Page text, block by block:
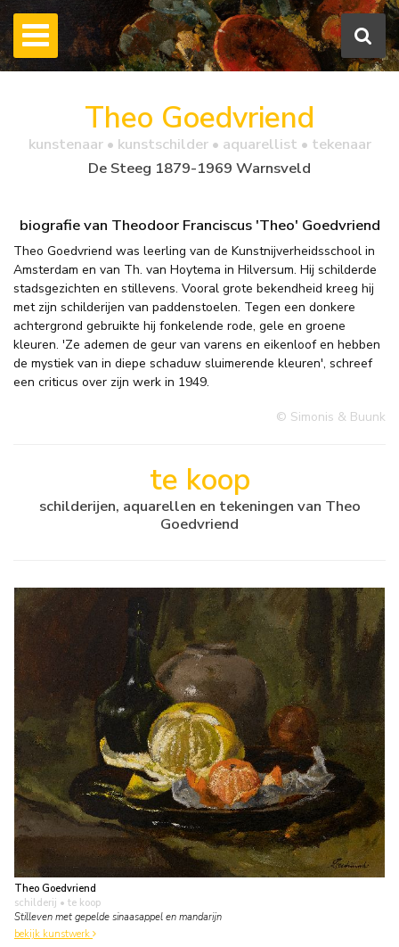
Theo Goedvriend
kunstenaar • kunstschilder • aquarellist • tekenaar
De Steeg 1879-1969 Warnsveld
biografie van Theodoor Franciscus 'Theo' Goedvriend
Theo Goedvriend was leerling van de Kunstnijverheidsschool in
Amsterdam en van Th. van Hoytema in Hilversum. Hij schilderde
stadsgezichten en stillevens. Vooral grote bekendheid kreeg hij
met zijn schilderijen van paddenstoelen. Tegen een donkere
achtergrond gebruikte hij fonkelende rode, gele en groene
kleuren. 'Ze ademen de geur van varens en eikenloof en hebben
de mystiek van in diepe schaduw sluimerende kleuren', schreef
een criticus over zijn werk in 1949.
© Simonis & Buunk
te koop
schilderijen, aquarellen en tekeningen van Theo
Goedvriend
Theo Goedvriend
schilderij • te koop
Stilleven met gepelde sinaasappel en mandarijn
bekijk kunstwerk